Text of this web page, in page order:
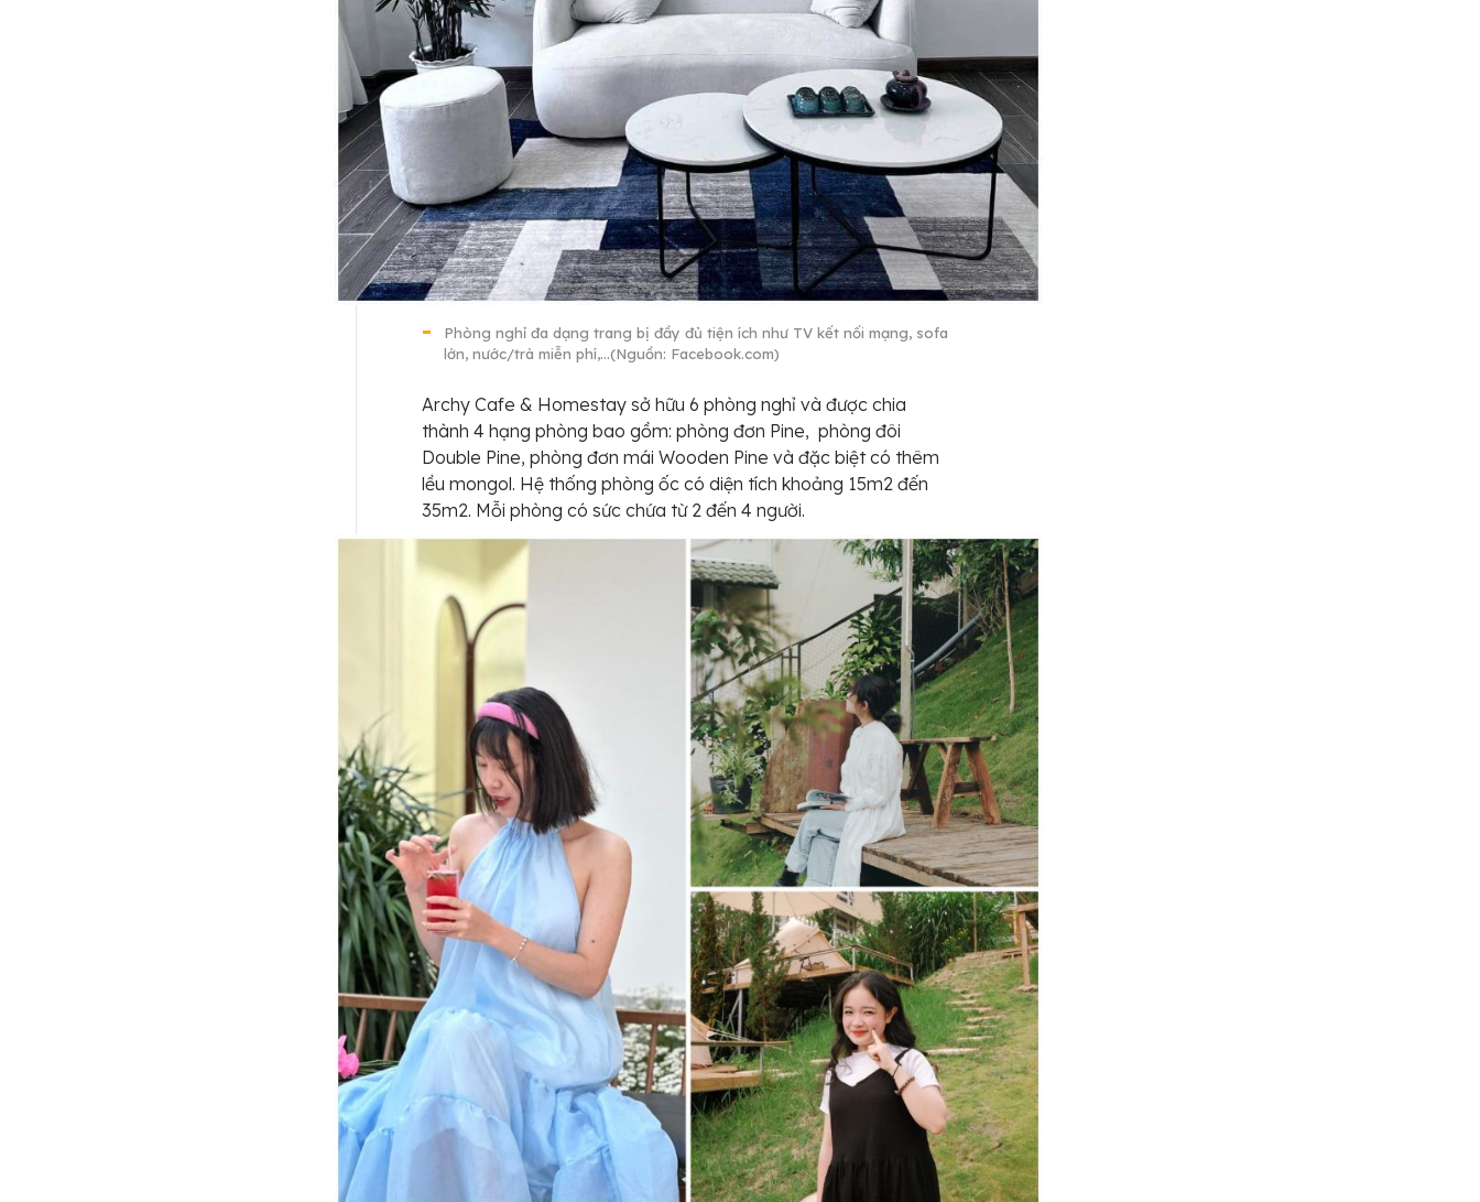
Phòng nghỉ đa dạng trang bị đầy đủ tiện ích như TV kết nối mạng, sofa
lớn, nước/trà miễn phí,…(Nguồn: Facebook.com)
Archy Cafe & Homestay sở hữu 6 phòng nghỉ và được chia
thành 4 hạng phòng bao gồm: phòng đơn Pine, phòng đôi
Double Pine, phòng đơn mái Wooden Pine và đặc biệt có thêm
lều mongol. Hệ thống phòng ốc có diện tích khoảng 15m2 đến
35m2. Mỗi phòng có sức chứa từ 2 đến 4 người.